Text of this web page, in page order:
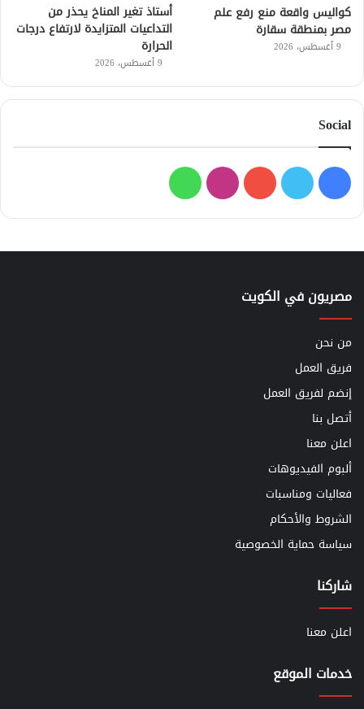
كواليس واقعة منع رفع علم
مصر بمنطقة سقارة
9 أغسطس، 2026
أستاذ تغير المناخ يحذر من
التداعيات المتزايدة لارتفاع درجات
الحرارة
9 أغسطس، 2026
Social
فيسبوك
تويتر يوتيوبانستقرامواتساب
مصريون في الكويت
من نحن
فريق العمل
إنضم لفريق العمل
أتصل بنا
اعلن معنا
ألبوم الفيديوهات
فعاليات ومناسبات
الشروط والأحكام
سياسة حماية الخصوصية
شاركنا
اعلن معنا
خدمات الموقع